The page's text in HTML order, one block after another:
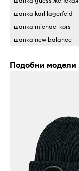
шапка karl lagerfeld
шапка michael kors
шапка new balance
Подобни модели